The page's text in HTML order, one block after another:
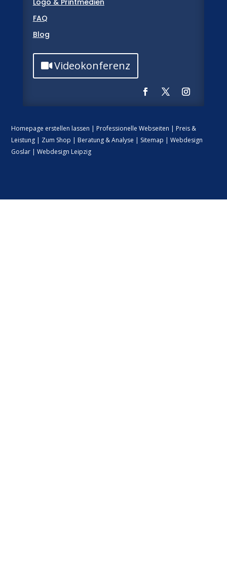
FAQ
Blog
Videokonferenz
Homepage erstellen lassen | Professionelle Webseiten | Preis &
Leistung | Zum Shop | Beratung & Analyse | Sitemap | Webdesign
Goslar| Webdesign Leipzig